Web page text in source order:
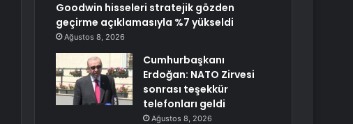
Goodwin hisseleri stratejik gözden
geçirme açıklamasıyla %7 yükseldi
Ağustos 8, 2026
Cumhurbaşkanı
Erdoğan: NATO Zirvesi
sonrası teşekkür
telefonları geldi
Ağustos 8, 2026